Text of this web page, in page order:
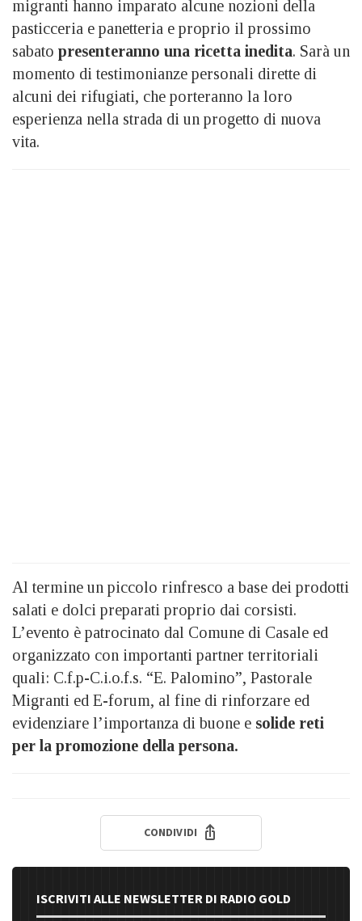
migranti hanno imparato alcune nozioni della
pasticceria e panetteria e proprio il prossimo
sabato presenteranno una ricetta inedita. Sarà un
momento di testimonianze personali dirette di
alcuni dei rifugiati, che porteranno la loro
esperienza nella strada di un progetto di nuova
vita.
Al termine un piccolo rinfresco a base dei prodotti
salati e dolci preparati proprio dai corsisti.
L’evento è patrocinato dal Comune di Casale ed
organizzato con importanti partner territoriali
quali: C.f.p-C.i.o.f.s. “E. Palomino”, Pastorale
Migranti ed E-forum, al fine di rinforzare ed
evidenziare l’importanza di buone e solide reti
per la promozione della persona.
CONDIVIDI
ISCRIVITI ALLE NEWSLETTER DI RADIO GOLD